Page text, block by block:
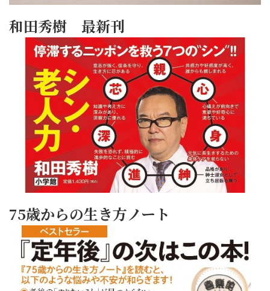
和田秀樹 最新刊
75歳からの生き方ノート